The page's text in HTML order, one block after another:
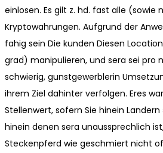
einlosen. Es gilt z. hd. fast alle (sowie
Kryptowahrungen. Aufgrund der
fahig sein Die kunden Diesen
grad) manipulieren, und sera sei pro
schwierig, gunstgewerblerin
ihrem Ziel dahinter verfolgen. Eres
Stellenwert, sofern Sie hinein
hinein denen sera unaussprechlich
Steckenpferd wie geschmiert nicht